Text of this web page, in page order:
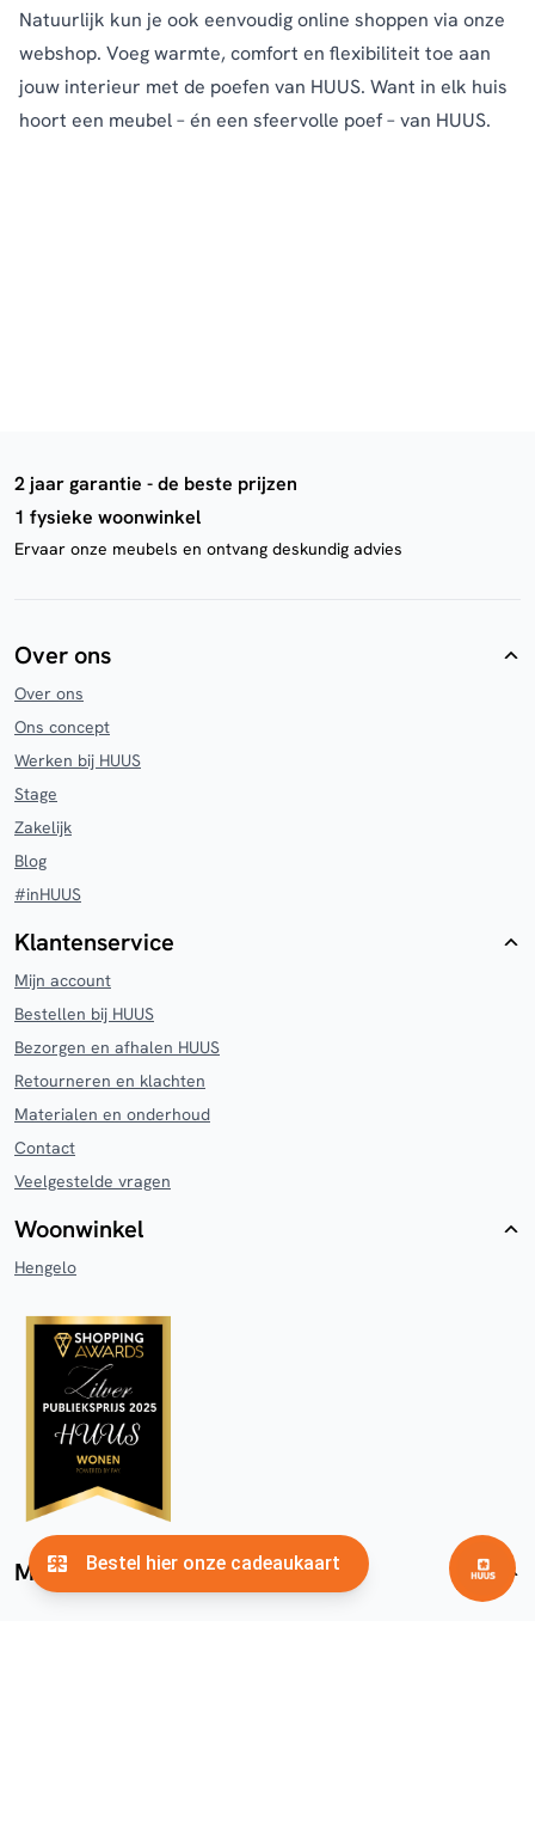
Natuurlijk kun je ook eenvoudig online shoppen via onze
webshop. Voeg warmte, comfort en flexibiliteit toe aan
jouw interieur met de poefen van HUUS. Want in elk huis
hoort een meubel – én een sfeervolle poef – van HUUS.
2 jaar garantie - de beste prijzen
1 fysieke woonwinkel
Ervaar onze meubels en ontvang deskundig advies
Over ons
Over ons
Ons concept
Werken bij HUUS
Stage
Zakelijk
Blog
#inHUUS
Klantenservice
Mijn account
Bestellen bij HUUS
Bezorgen en afhalen HUUS
Retourneren en klachten
Materialen en onderhoud
Contact
Veelgestelde vragen
Woonwinkel
Hengelo
Meer HUUS